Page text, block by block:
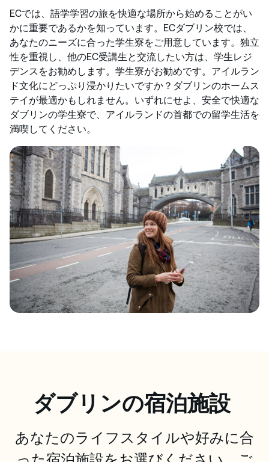
ECでは、語学学習の旅を快適な場所から始めることがい
かに重要であるかを知っています。ECダブリン校では、
あなたのニーズに合った学生寮をご用意しています。独立
性を重視し、他のEC受講生と交流したい方は、学生レジ
デンスをお勧めします。学生寮がお勧めです。アイルラン
ド文化にどっぷり浸かりたいですか？ダブリンのホームス
テイが最適かもしれません。いずれにせよ、安全で快適な
ダブリンの学生寮で、アイルランドの首都での留学生活を
満喫してください。
ダブリンの宿泊施設
あなたのライフスタイルや好みに合